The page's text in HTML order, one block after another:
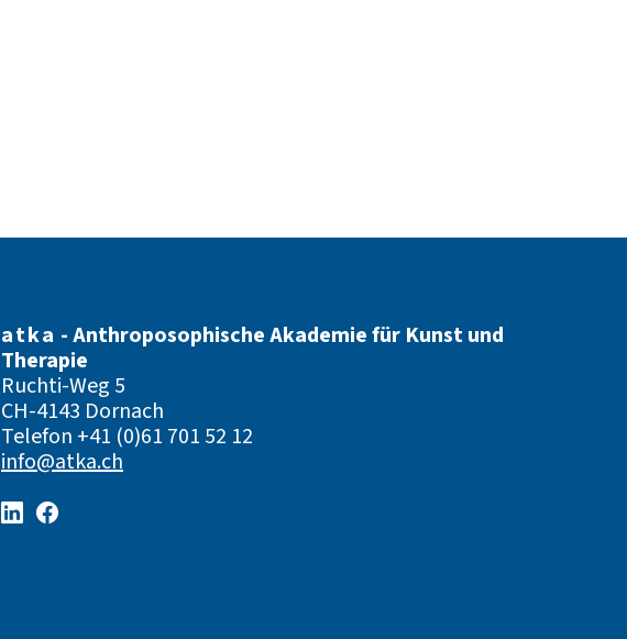
atka - Anthroposophische Akademie für Kunst und
Therapie
Ruchti-Weg 5
CH-4143 Dornach
Telefon +41 (0)61 701 52 12
info@atka.ch